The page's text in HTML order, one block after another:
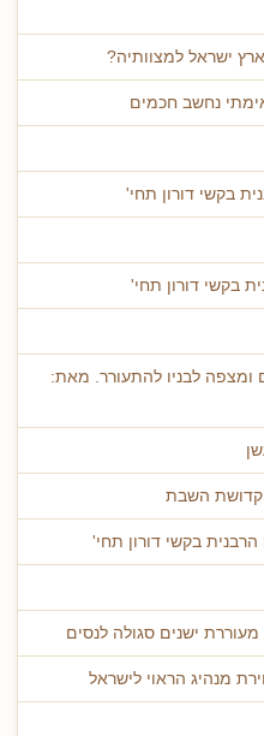
ישראל למצוותיה?
נחשב חכמים
בקשי דורון תחי'
בקשי דורון תחי'
ומצפה לבניו להתעורר. מאת:
קדושת השבת
בקשי דורון תחי'
ישנים סגולה לנסים
מנהיג הראוי לישראל